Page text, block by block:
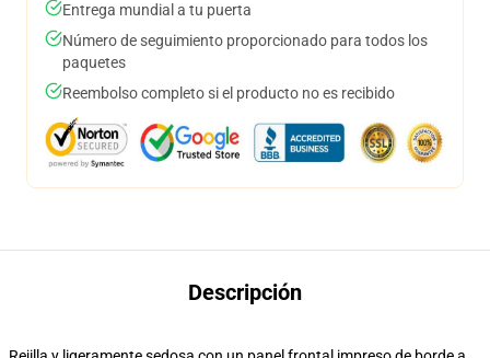
Entrega mundial a tu puerta
Número de seguimiento proporcionado para todos los
paquetes
Reembolso completo si el producto no es recibido
Descripción